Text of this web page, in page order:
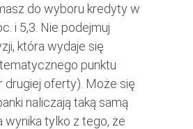
do wyboru kredyty w
i 5,3. Nie podejmuj
która wydaje się
punktu
drugiej oferty). Może się
naliczają taką samą
wynika tylko z tego, że